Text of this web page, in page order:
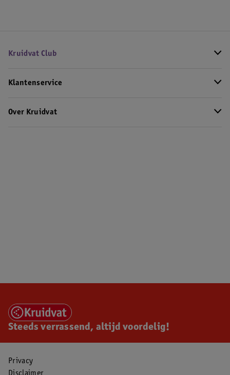
Kruidvat Club
Klantenservice
Over Kruidvat
Steeds verrassend, altijd voordelig!
Privacy